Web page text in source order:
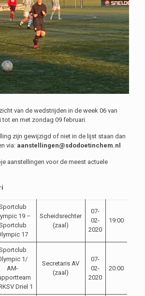
van de wedstrijden in de week 06 van
en met zondag 09 februari.
zijn gewijzigd of niet in de lijst staan dan
via: aanstellingen@sdodoetinchem.nl
aanstellingen voor de meest actuele
19 –
17
Scheidsrechter
(zaal)
07-
02-
2020
19:00
1/
AM-
Driel 1
Secretaris AV
(zaal)
07-
02-
2020
20:00